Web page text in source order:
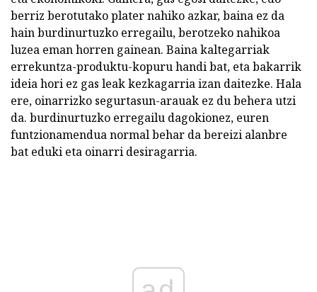
berriz berotutako plater nahiko azkar, baina ez da
hain burdinurtuzko erregailu, berotzeko nahikoa
luzea eman horren gainean. Baina kaltegarriak
errekuntza-produktu-kopuru handi bat, eta bakarrik
ideia hori ez gas leak kezkagarria izan daitezke. Hala
ere, oinarrizko segurtasun-arauak ez du behera utzi
da. burdinurtuzko erregailu dagokionez, euren
funtzionamendua normal behar da bereizi alanbre
bat eduki eta oinarri desiragarria.